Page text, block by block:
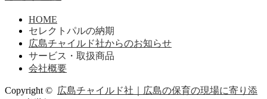
HOME
セレクトパルの納期
広島チャイルド社からのお知らせ
サービス・取扱商品
会社概要
Copyright © 広島チャイルド社｜広島の保育の現場に寄り添